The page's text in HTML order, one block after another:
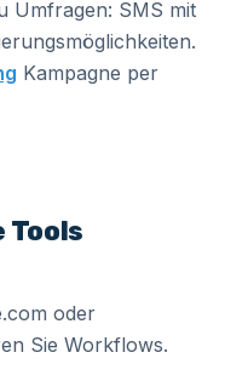
Umfragen: SMS mit
Kampagne per
Tools
oder
Sie Workflows.